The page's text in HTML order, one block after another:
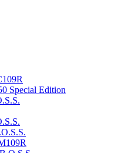
Special Edition